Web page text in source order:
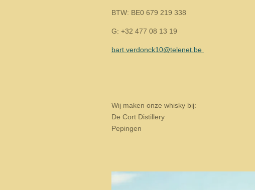
BTW: BE0 679 219 338
G: +32 477 08 13 19
bart.verdonck10@telenet.be
Wij maken onze whisky bij:
De Cort Distillery
Pepingen